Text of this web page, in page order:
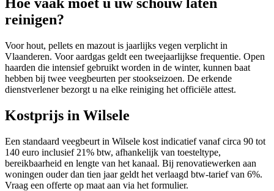
Hoe vaak moet u uw schouw laten
reinigen?
Voor hout, pellets en mazout is jaarlijks vegen verplicht in
Vlaanderen. Voor aardgas geldt een tweejaarlijkse frequentie. Open
haarden die intensief gebruikt worden in de winter, kunnen baat
hebben bij twee veegbeurten per stookseizoen. De erkende
dienstverlener bezorgt u na elke reiniging het officiële attest.
Kostprijs in Wilsele
Een standaard veegbeurt in Wilsele kost indicatief vanaf circa 90 tot
140 euro inclusief 21% btw, afhankelijk van toesteltype,
bereikbaarheid en lengte van het kanaal. Bij renovatiewerken aan
woningen ouder dan tien jaar geldt het verlaagd btw-tarief van 6%.
Vraag een offerte op maat aan via het formulier.